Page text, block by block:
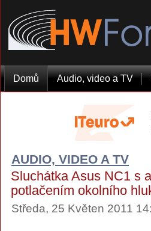
Domů Audio, video a TV
AUDIO, VIDEO A TV
Sluchátka Asus NC1 s
potlačením okolního
Středa, 25 Květen 2011